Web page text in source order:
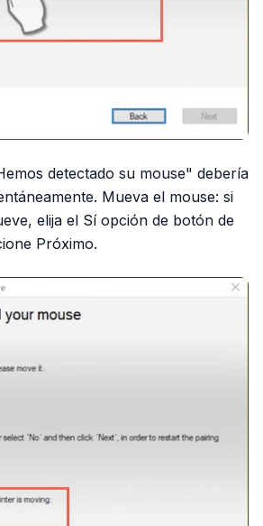
detectado su mouse" debería
Mueva el mouse: si
elija el Sí opción de botón de
Próximo.